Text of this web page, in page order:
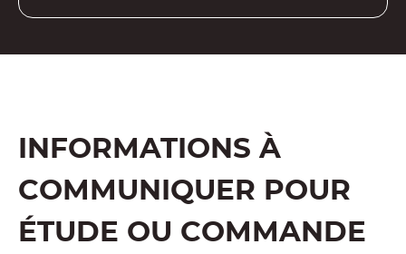
INFORMATIONS À
COMMUNIQUER POUR
ÉTUDE OU COMMANDE